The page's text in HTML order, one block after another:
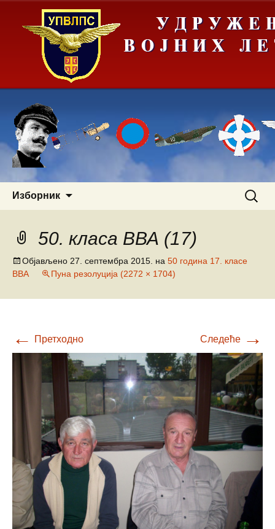
Изборник
50. класа ВВА (17)
Објављено 27. септембра 2015. на 50 година 17. класе
ВВА
Пуна резолуција (2272 × 1704)
← Претходно Следеће →